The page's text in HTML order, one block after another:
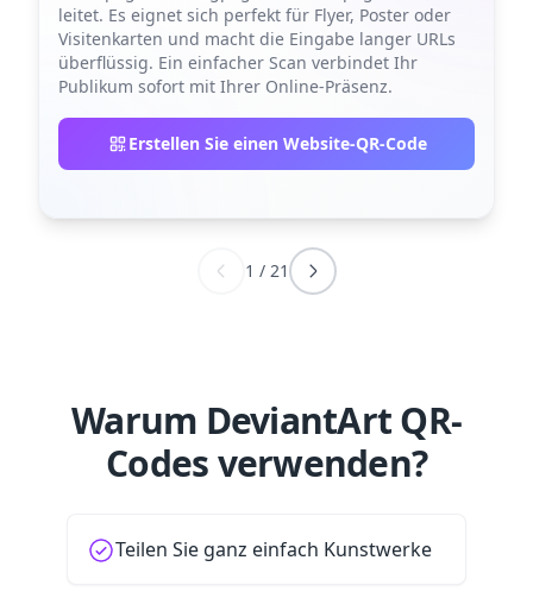
leitet. Es eignet sich perfekt für Flyer, Poster oder
Visitenkarten und macht die Eingabe langer URLs
überflüssig. Ein einfacher Scan verbindet Ihr
Publikum sofort mit Ihrer Online-Präsenz.
Erstellen Sie einen Website-QR-Code
1 / 21
Warum DeviantArt QR-
Codes verwenden?
Teilen Sie ganz einfach Kunstwerke